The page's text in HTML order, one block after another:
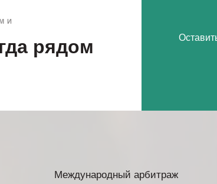
рядом
Международный арбитраж